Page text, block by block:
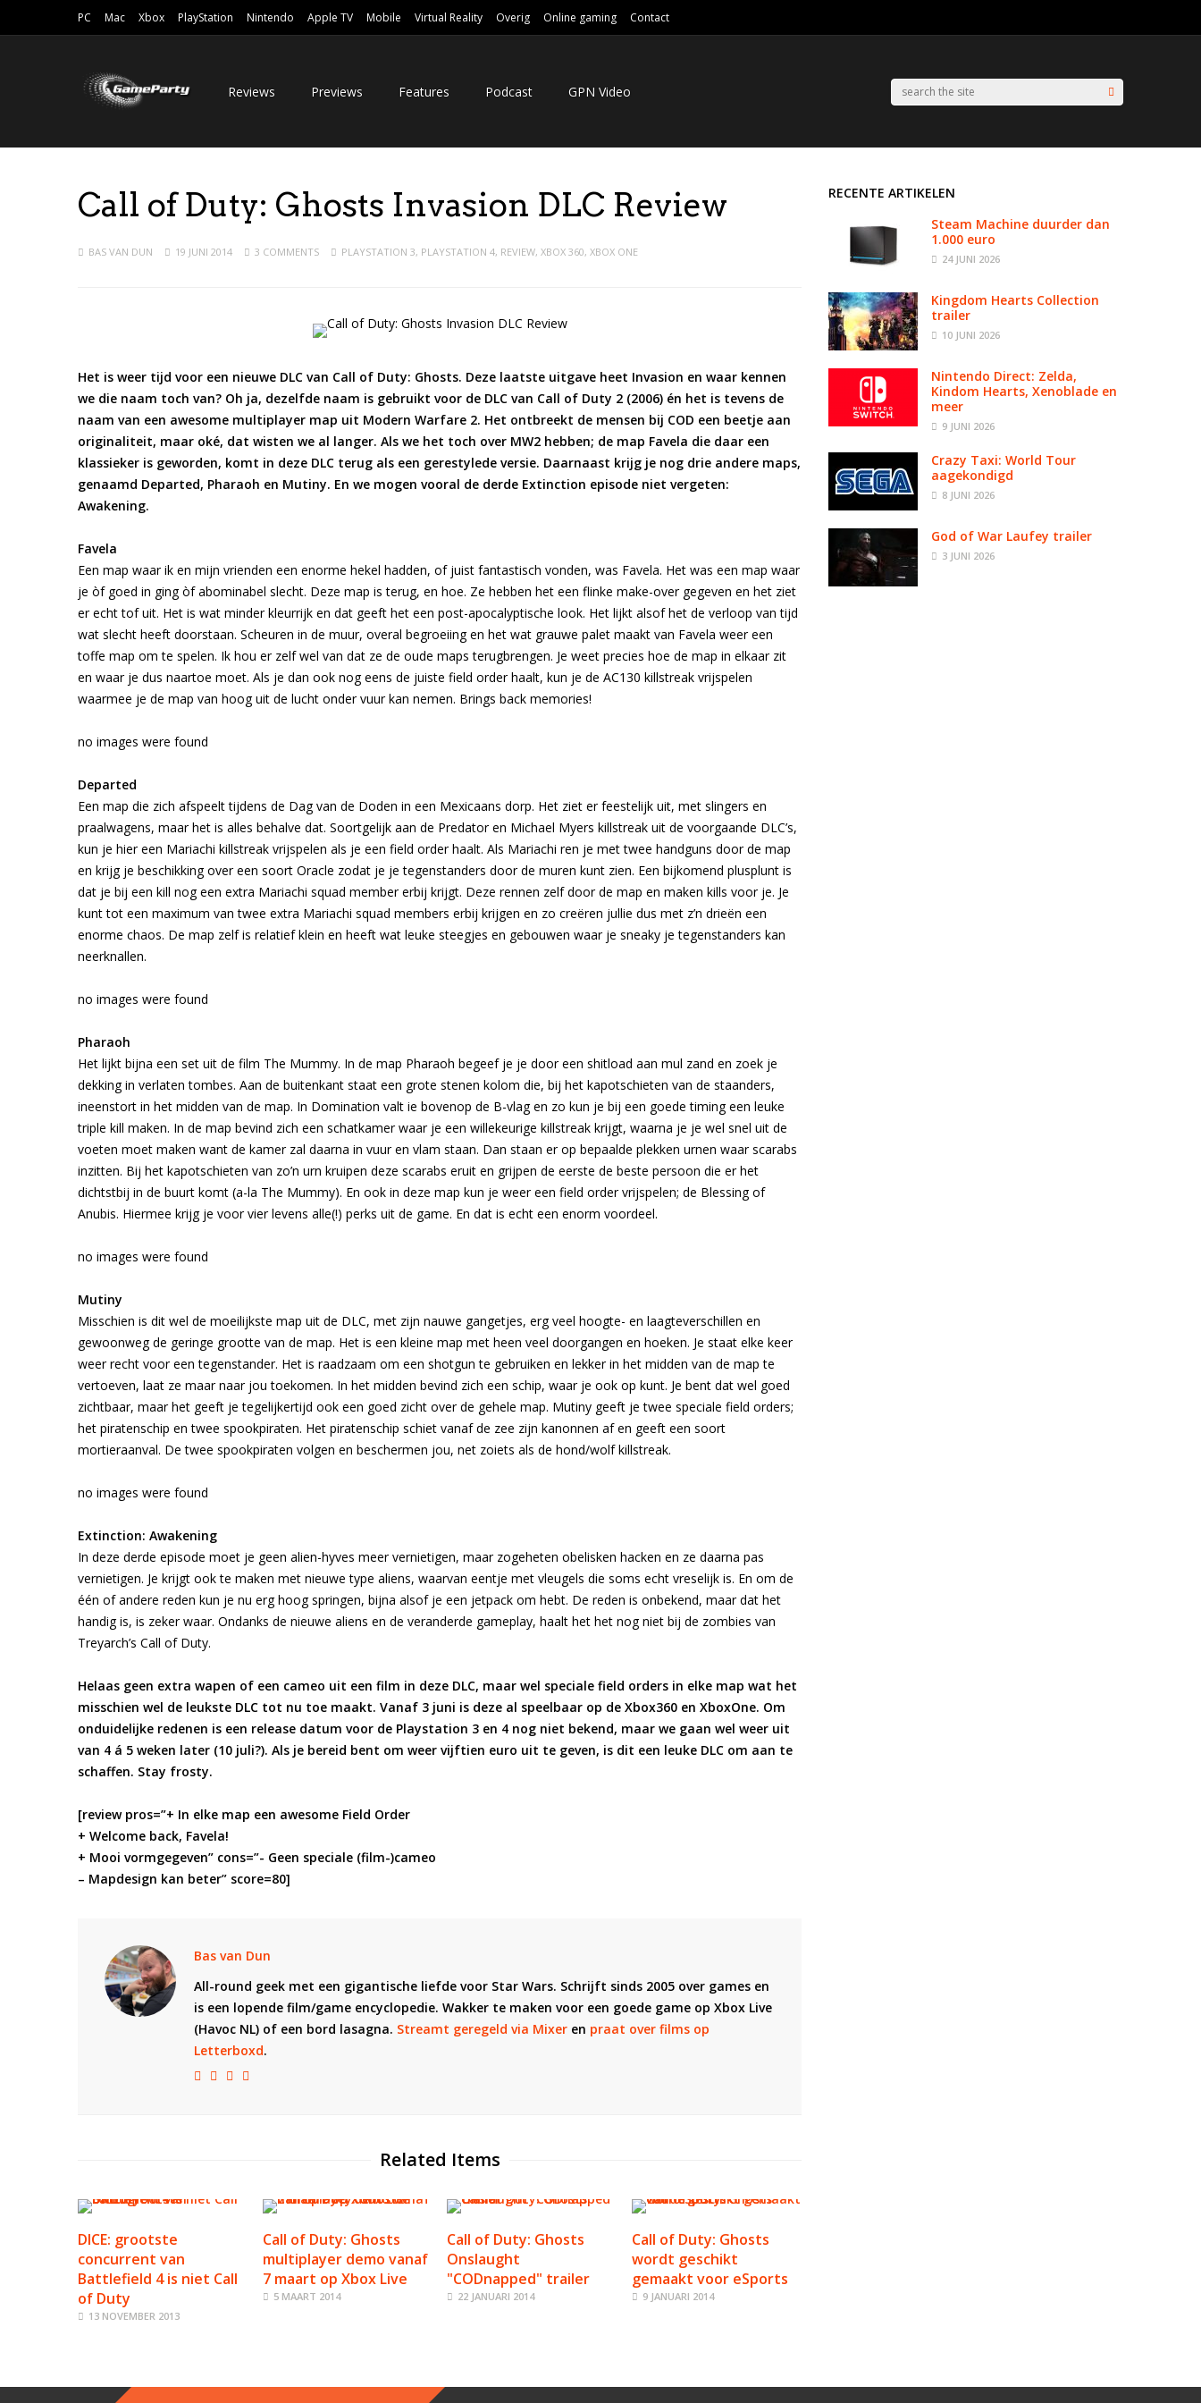
PC Mac Xbox PlayStation Nintendo Apple TV Mobile Virtual Reality Overig Online gaming Contact
Reviews Previews Features Podcast GPN Video
Call of Duty: Ghosts Invasion DLC Review
BAS VAN DUN 19 JUNI 2014 3 COMMENTS PLAYSTATION 3, PLAYSTATION 4, REVIEW, XBOX 360, XBOX ONE
Het is weer tijd voor een nieuwe DLC van Call of Duty: Ghosts. Deze laatste uitgave heet Invasion en waar kennen
we die naam toch van? Oh ja, dezelfde naam is gebruikt voor de DLC van Call of Duty 2 (2006) én het is tevens de
naam van een awesome multiplayer map uit Modern Warfare 2. Het ontbreekt de mensen bij COD een beetje aan
originaliteit, maar oké, dat wisten we al langer. Als we het toch over MW2 hebben; de map Favela die daar een
klassieker is geworden, komt in deze DLC terug als een gerestylede versie. Daarnaast krijg je nog drie andere maps,
genaamd Departed, Pharaoh en Mutiny. En we mogen vooral de derde Extinction episode niet vergeten:
Awakening.
Favela
Een map waar ik en mijn vrienden een enorme hekel hadden, of juist fantastisch vonden, was Favela. Het was een map waar
je òf goed in ging òf abominabel slecht. Deze map is terug, en hoe. Ze hebben het een flinke make-over gegeven en het ziet
er echt tof uit. Het is wat minder kleurrijk en dat geeft het een post-apocalyptische look. Het lijkt alsof het de verloop van tijd
wat slecht heeft doorstaan. Scheuren in de muur, overal begroeiing en het wat grauwe palet maakt van Favela weer een
toffe map om te spelen. Ik hou er zelf wel van dat ze de oude maps terugbrengen. Je weet precies hoe de map in elkaar zit
en waar je dus naartoe moet. Als je dan ook nog eens de juiste field order haalt, kun je de AC130 killstreak vrijspelen
waarmee je de map van hoog uit de lucht onder vuur kan nemen. Brings back memories!
no images were found
Departed
Een map die zich afspeelt tijdens de Dag van de Doden in een Mexicaans dorp. Het ziet er feestelijk uit, met slingers en
praalwagens, maar het is alles behalve dat. Soortgelijk aan de Predator en Michael Myers killstreak uit de voorgaande DLC’s,
kun je hier een Mariachi killstreak vrijspelen als je een field order haalt. Als Mariachi ren je met twee handguns door de map
en krijg je beschikking over een soort Oracle zodat je je tegenstanders door de muren kunt zien. Een bijkomend plusplunt is
dat je bij een kill nog een extra Mariachi squad member erbij krijgt. Deze rennen zelf door de map en maken kills voor je. Je
kunt tot een maximum van twee extra Mariachi squad members erbij krijgen en zo creëren jullie dus met z’n drieën een
enorme chaos. De map zelf is relatief klein en heeft wat leuke steegjes en gebouwen waar je sneaky je tegenstanders kan
neerknallen.
no images were found
Pharaoh
Het lijkt bijna een set uit de film The Mummy. In de map Pharaoh begeef je je door een shitload aan mul zand en zoek je
dekking in verlaten tombes. Aan de buitenkant staat een grote stenen kolom die, bij het kapotschieten van de staanders,
ineenstort in het midden van de map. In Domination valt ie bovenop de B-vlag en zo kun je bij een goede timing een leuke
triple kill maken. In de map bevind zich een schatkamer waar je een willekeurige killstreak krijgt, waarna je je wel snel uit de
voeten moet maken want de kamer zal daarna in vuur en vlam staan. Dan staan er op bepaalde plekken urnen waar scarabs
inzitten. Bij het kapotschieten van zo’n urn kruipen deze scarabs eruit en grijpen de eerste de beste persoon die er het
dichtstbij in de buurt komt (a-la The Mummy). En ook in deze map kun je weer een field order vrijspelen; de Blessing of
Anubis. Hiermee krijg je voor vier levens alle(!) perks uit de game. En dat is echt een enorm voordeel.
no images were found
Mutiny
Misschien is dit wel de moeilijkste map uit de DLC, met zijn nauwe gangetjes, erg veel hoogte- en laagteverschillen en
gewoonweg de geringe grootte van de map. Het is een kleine map met heen veel doorgangen en hoeken. Je staat elke keer
weer recht voor een tegenstander. Het is raadzaam om een shotgun te gebruiken en lekker in het midden van de map te
vertoeven, laat ze maar naar jou toekomen. In het midden bevind zich een schip, waar je ook op kunt. Je bent dat wel goed
zichtbaar, maar het geeft je tegelijkertijd ook een goed zicht over de gehele map. Mutiny geeft je twee speciale field orders;
het piratenschip en twee spookpiraten. Het piratenschip schiet vanaf de zee zijn kanonnen af en geeft een soort
mortieraanval. De twee spookpiraten volgen en beschermen jou, net zoiets als de hond/wolf killstreak.
no images were found
Extinction: Awakening
In deze derde episode moet je geen alien-hyves meer vernietigen, maar zogeheten obelisken hacken en ze daarna pas
vernietigen. Je krijgt ook te maken met nieuwe type aliens, waarvan eentje met vleugels die soms echt vreselijk is. En om de
één of andere reden kun je nu erg hoog springen, bijna alsof je een jetpack om hebt. De reden is onbekend, maar dat het
handig is, is zeker waar. Ondanks de nieuwe aliens en de veranderde gameplay, haalt het het nog niet bij de zombies van
Treyarch’s Call of Duty.
Helaas geen extra wapen of een cameo uit een film in deze DLC, maar wel speciale field orders in elke map wat het
misschien wel de leukste DLC tot nu toe maakt. Vanaf 3 juni is deze al speelbaar op de Xbox360 en XboxOne. Om
onduidelijke redenen is een release datum voor de Playstation 3 en 4 nog niet bekend, maar we gaan wel weer uit
van 4 á 5 weken later (10 juli?). Als je bereid bent om weer vijftien euro uit te geven, is dit een leuke DLC om aan te
schaffen. Stay frosty.
[review pros=”+ In elke map een awesome Field Order
+ Welcome back, Favela!
+ Mooi vormgegeven” cons=”- Geen speciale (film-)cameo
– Mapdesign kan beter” score=80]
Bas van Dun
All-round geek met een gigantische liefde voor Star Wars. Schrijft sinds 2005 over games en
is een lopende film/game encyclopedie. Wakker te maken voor een goede game op Xbox Live
(Havoc NL) of een bord lasagna. Streamt geregeld via Mixer en praat over films op
Letterboxd.
Related Items
DICE: grootste
concurrent van
Battlefield 4 is niet Call
of Duty
13 NOVEMBER 2013
Call of Duty: Ghosts
multiplayer demo vanaf
7 maart op Xbox Live
5 MAART 2014
Call of Duty: Ghosts
Onslaught
"CODnapped" trailer
22 JANUARI 2014
Call of Duty: Ghosts
wordt geschikt
gemaakt voor eSports
9 JANUARI 2014
RECENTE ARTIKELEN
Steam Machine duurder dan
1.000 euro
24 JUNI 2026
Kingdom Hearts Collection
trailer
10 JUNI 2026
Nintendo Direct: Zelda,
Kindom Hearts, Xenoblade en
meer
9 JUNI 2026
Crazy Taxi: World Tour
aagekondigd
8 JUNI 2026
God of War Laufey trailer
3 JUNI 2026